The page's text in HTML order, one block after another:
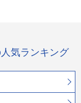
気ランキング